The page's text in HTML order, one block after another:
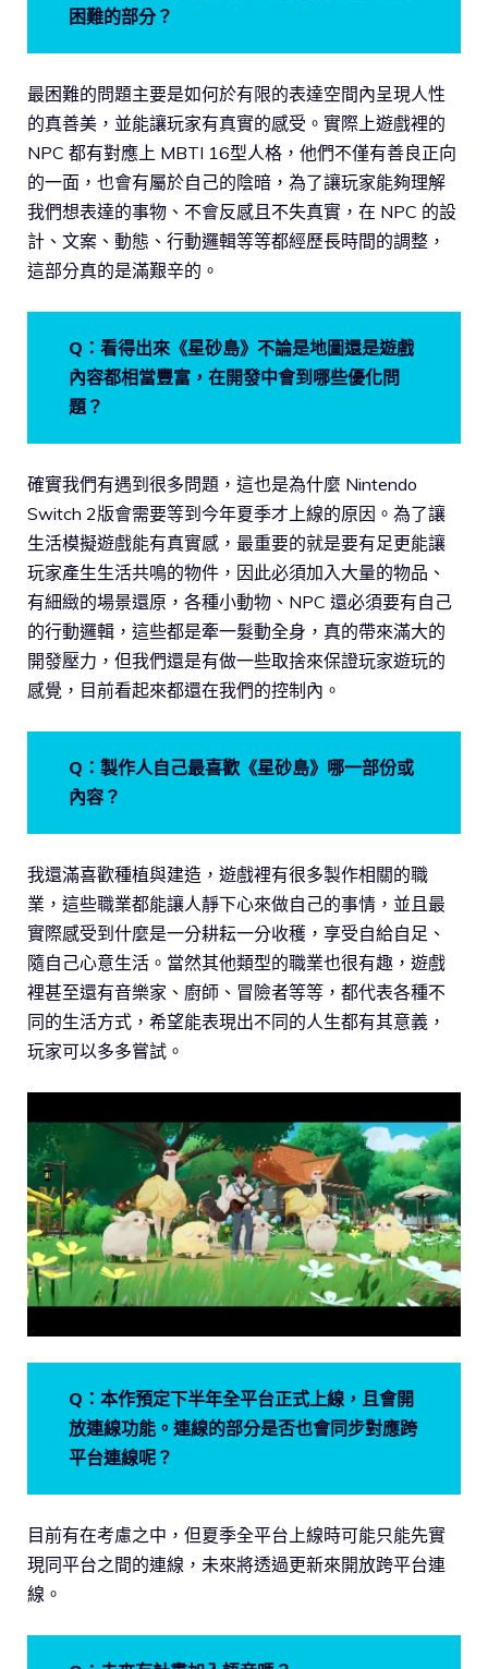
困難的部分？
最困難的問題主要是如何於有限的表達空間內呈現人性
的真善美，並能讓玩家有真實的感受。實際上遊戲裡的
NPC 都有對應上 MBTI 16型人格，他們不僅有善良正向
的一面，也會有屬於自己的陰暗，為了讓玩家能夠理解
我們想表達的事物、不會反感且不失真實，在 NPC 的設
計、文案、動態、行動邏輯等等都經歷長時間的調整，
這部分真的是滿艱辛的。
Q：看得出來《星砂島》不論是地圖還是遊戲
內容都相當豐富，在開發中會到哪些優化問
題？
確實我們有遇到很多問題，這也是為什麼 Nintendo
Switch 2版會需要等到今年夏季才上線的原因。為了讓
生活模擬遊戲能有真實感，最重要的就是要有足更能讓
玩家產生生活共鳴的物件，因此必須加入大量的物品、
有細緻的場景還原，各種小動物、NPC 還必須要有自己
的行動邏輯，這些都是牽一髮動全身，真的帶來滿大的
開發壓力，但我們還是有做一些取捨來保證玩家遊玩的
感覺，目前看起來都還在我們的控制內。
Q：製作人自己最喜歡《星砂島》哪一部份或
內容？
我還滿喜歡種植與建造，遊戲裡有很多製作相關的職
業，這些職業都能讓人靜下心來做自己的事情，並且最
實際感受到什麼是一分耕耘一分收穫，享受自給自足、
隨自己心意生活。當然其他類型的職業也很有趣，遊戲
裡甚至還有音樂家、廚師、冒險者等等，都代表各種不
同的生活方式，希望能表現出不同的人生都有其意義，
玩家可以多多嘗試。
Q：本作預定下半年全平台正式上線，且會開
放連線功能。連線的部分是否也會同步對應跨
平台連線呢？
目前有在考慮之中，但夏季全平台上線時可能只能先實
現同平台之間的連線，未來將透過更新來開放跨平台連
線。